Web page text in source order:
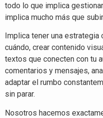
todo lo que implica
implica mucho más que
Implica tener una estrategia
cuándo, crear contenido
textos que conecten con tu
comentarios y mensajes,
adaptar el rumbo
sin parar.
Nosotros hacemos